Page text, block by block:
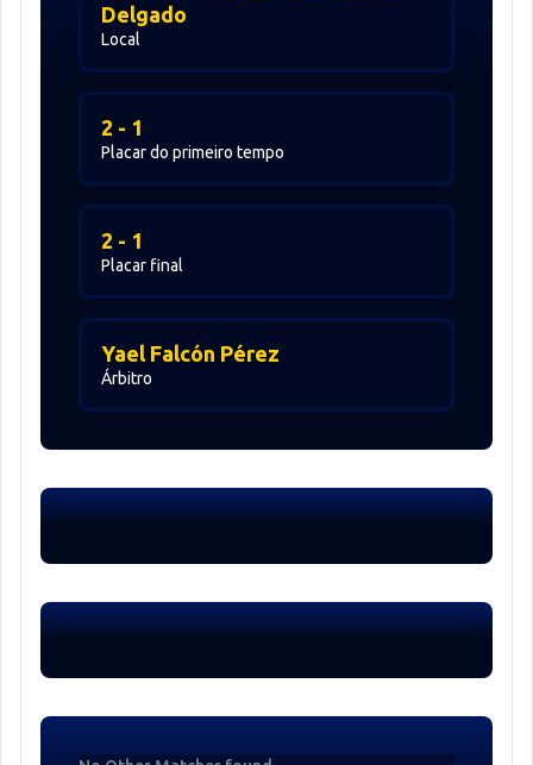
Local
Delgado
Placar do primeiro tempo
2 - 1
Placar final
2 - 1
Árbitro
Yael Falcón Pérez